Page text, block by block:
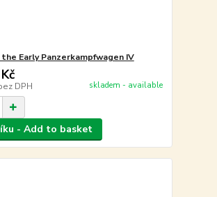
Early Panzerkampfwagen IV
DPH skladem - available
- Add to basket